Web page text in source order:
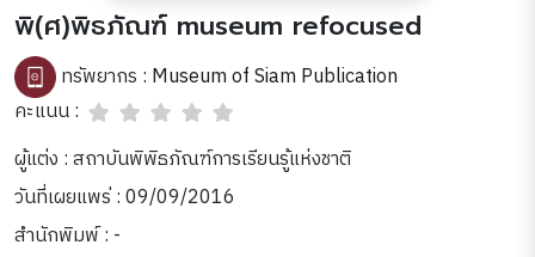
พิ(ศ)พิธภัณฑ์ museum refocused
ทรัพยากร : Museum of Siam Publication
คะแนน :
ผู้แต่ง : สถาบันพิพิธภัณฑ์การเรียนรู้แห่งชาติ
วันที่เผยแพร่ : 09/09/2016
สำนักพิมพ์ : -